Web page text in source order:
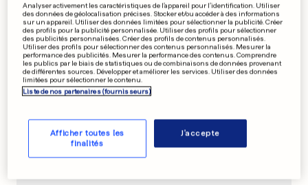
EN PHOTOS «LE PLUS FORT DU MONDE»
«On peut être un monstre de
muscles et être gentil»
1 8 1
PUBLICITÉ
Analyser activement les caractéristiques de l’appareil pour l’identification. Utiliser
des données de géolocalisation précises. Stocker et/ou accéder à des informations
sur un appareil. Utiliser des données limitées pour sélectionner la publicité. Créer
des profils pour la publicité personnalisée. Utiliser des profils pour sélectionner
des publicités personnalisées. Créer des profils de contenus personnalisés.
Utiliser des profils pour sélectionner des contenus personnalisés. Mesurer la
performance des publicités. Mesurer la performance des contenus. Comprendre
les publics par le biais de statistiques ou de combinaisons de données provenant
de différentes sources. Développer et améliorer les services. Utiliser des données
limitées pour sélectionner le contenu.
Liste de nos partenaires (fournisseurs)
Afficher toutes les
finalités
J'accepte